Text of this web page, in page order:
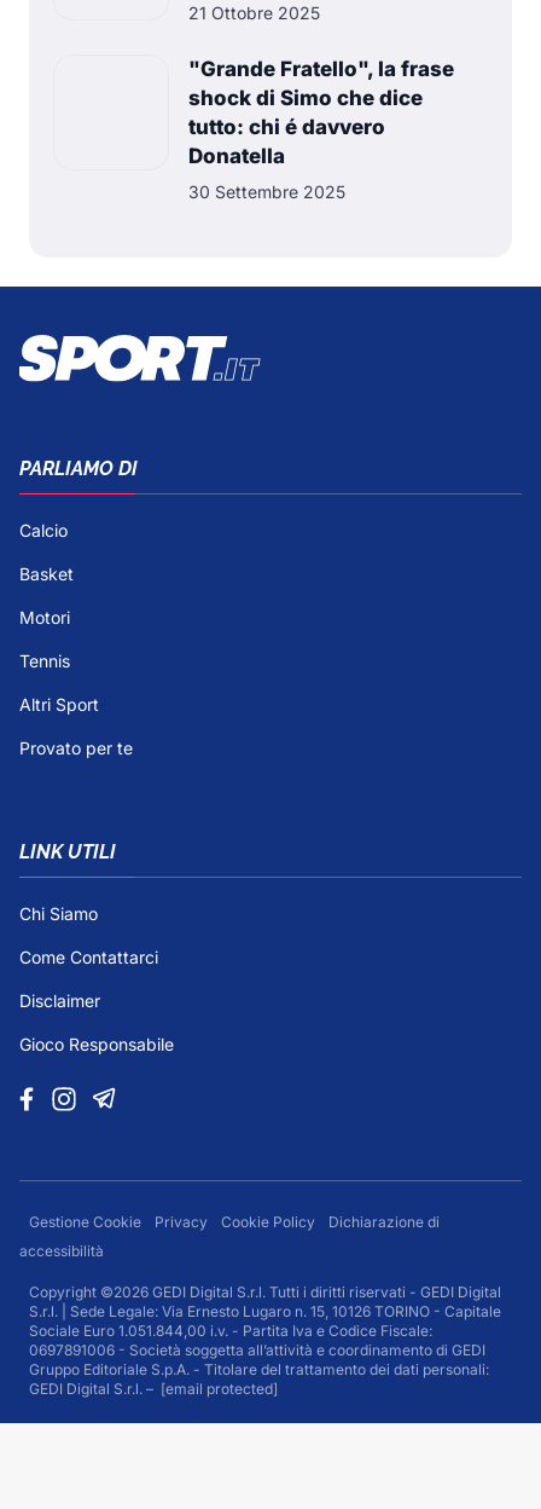
21 Ottobre 2025
"Grande Fratello", la frase
shock di Simo che dice
tutto: chi é davvero
Donatella
30 Settembre 2025
PARLIAMO DI
Calcio
Basket
Motori
Tennis
Altri Sport
Provato per te
LINK UTILI
Chi Siamo
Come Contattarci
Disclaimer
Gioco Responsabile
Gestione Cookie Privacy Cookie Policy
Dichiarazione di
accessibilità
Copyright ©2026 GEDI Digital S.r.l. Tutti i diritti riservati - GEDI Digital
S.r.l. | Sede Legale: Via Ernesto Lugaro n. 15, 10126 TORINO - Capitale
Sociale Euro 1.051.844,00 i.v. - Partita Iva e Codice Fiscale:
0697891006 - Società soggetta all’attività e coordinamento di GEDI
Gruppo Editoriale S.p.A. - Titolare del trattamento dei dati personali:
GEDI Digital S.r.l. – [email protected]